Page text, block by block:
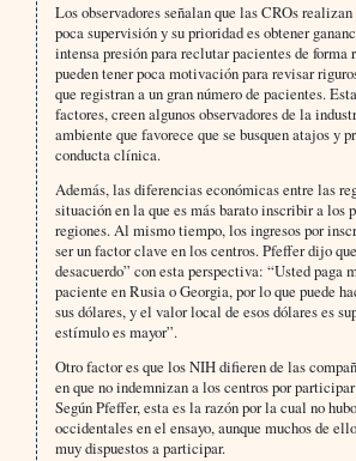
Los observadores señalan que las CROs realizan
poca supervisión y su prioridad es obtener
intensa presión para reclutar pacientes de forma
pueden tener poca motivación para revisar
que registran a un gran número de pacientes.
factores, creen algunos observadores de la
ambiente que favorece que se busquen atajos y
conducta clínica.
Además, las diferencias económicas entre las
situación en la que es más barato inscribir a los
regiones. Al mismo tiempo, los ingresos por
ser un factor clave en los centros. Pfeffer dijo
desacuerdo” con esta perspectiva: “Usted paga
paciente en Rusia o Georgia, por lo que puede
sus dólares, y el valor local de esos dólares es
estímulo es mayor”.
Otro factor es que los NIH difieren de las
en que no indemnizan a los centros por participar
Según Pfeffer, esta es la razón por la cual no
occidentales en el ensayo, aunque muchos de
muy dispuestos a participar.